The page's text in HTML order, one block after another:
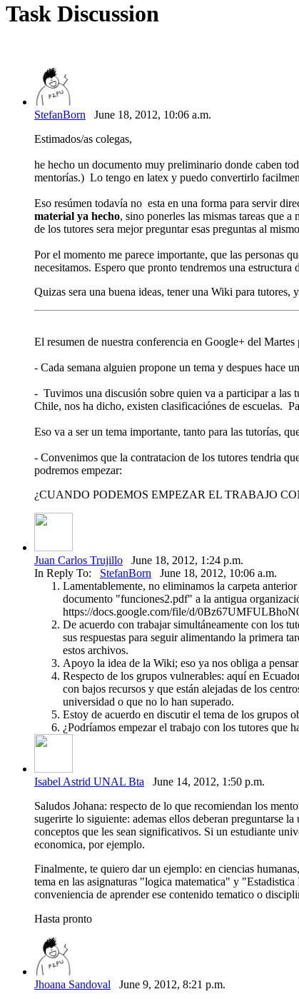
Task Discussion
StefanBorn June 18, 2012, 10:06 a.m.
Estimados/as colegas,
he hecho un documento muy preliminario donde caben
mentorías.) Lo tengo en latex y puedo convertirlo
Eso resúmen todavía no esta en una forma para servir
material ya hecho, sino ponerles las mismas tareas que
de los tutores sera mejor preguntar esas preguntas al
Por el momento me parece importante, que las personas
necesitamos. Espero que pronto tendremos una
Quizas sera una buena ideas, tener una Wiki para
El resumen de nuestra conferencia en Google+ del Martes
- Cada semana alguien propone un tema y despues hace
- Tuvimos una discusión sobre quien va a participar a las
Chile, nos ha dicho, existen clasificaciónes de escuelas.
Eso va a ser un tema importante, tanto para las tutorías,
- Convenimos que la contratacion de los tutores tendria
podremos empezar:
¿CUANDO PODEMOS EMPEZAR EL TRABAJO
Juan Carlos Trujillo June 18, 2012, 1:24 p.m.
In Reply To: StefanBorn June 18, 2012, 10:06 a.m.
Lamentablemente, no eliminamos la carpeta
documento "funciones2.pdf" a la antigua
https://docs.google.com/file/d/
De acuerdo con trabajar simultáneamente con los
sus respuestas para seguir alimentando la primera
estos archivos.
Apoyo la idea de la Wiki; eso ya nos obliga a
Respecto de los grupos vulnerables: aquí en
con bajos recursos y que están alejadas de los
universidad o que no lo han superado.
Estoy de acuerdo en discutir el tema de los grupos
¿Podríamos empezar el trabajo con los tutores que
Isabel Astrid UNAL Bta June 14, 2012, 1:50 p.m.
Saludos Johana: respecto de lo que recomiendan los
sugerirte lo siguiente: ademas ellos deberan preguntarse
conceptos que les sean significativos. Si un estudiante
economica, por ejemplo.
Finalmente, te quiero dar un ejemplo: en ciencias
tema en las asignaturas "logica matematica" y
conveniencia de aprender ese contenido tematico o
Hasta pronto
Jhoana Sandoval June 9, 2012, 8:21 p.m.